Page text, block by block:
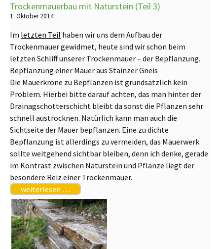
Trockenmauerbau mit Naturstein (Teil 3)
1. Oktober 2014
Im letzten Teil haben wir uns dem Aufbau der
Trockenmauer gewidmet, heute sind wir schon beim
letzten Schliff unserer Trockenmauer – der Bepflanzung.
Bepflanzung einer Mauer aus Stainzer Gneis
Die Mauerkrone zu Bepflanzen ist grundsätzlich kein
Problem. Hierbei bitte darauf achten, das man hinter der
Drainagschotterschicht bleibt da sonst die Pflanzen sehr
schnell austrocknen. Natürlich kann man auch die
Sichtseite der Mauer bepflanzen. Eine zu dichte
Bepflanzung ist allerdings zu vermeiden, das Mauerwerk
sollte weitgehend sichtbar bleiben, denn ich denke, gerade
im Kontrast zwischen Naturstein und Pflanze liegt der
besondere Reiz einer Trockenmauer.
weiterlesen …